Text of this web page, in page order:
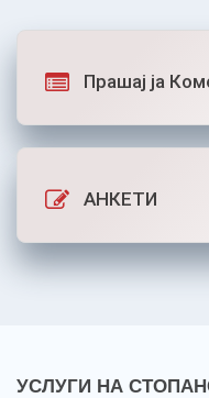
Прашај ја
АНКЕТИ
УСЛУГИ НА